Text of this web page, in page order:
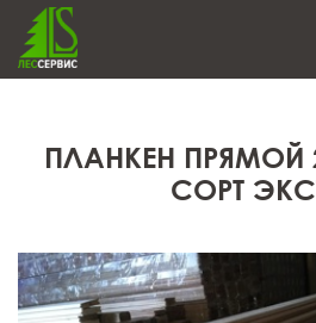
ПЛАНКЕН ПРЯМОЙ
СОРТ